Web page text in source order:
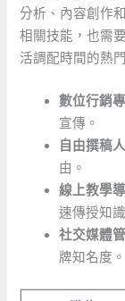
分析、內容創作
相關技能，也需
活調配時間的熱
數位行銷
宣傳。
自由撰稿
由。
線上教學
速傳授知識
社交媒體
牌知名度。